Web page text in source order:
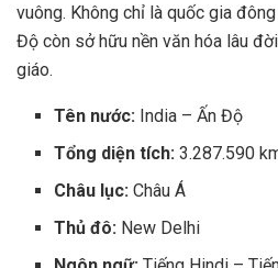
vuông. Không chỉ là quốc gia
Độ còn sở hữu nền văn hóa lâu
giáo.
Tên nước: India – Ấn Độ
Tổng diện tích: 3.287.590
Châu lục: Châu Á
Thủ đô: New Delhi